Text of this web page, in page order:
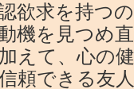
欲求を持つ
機を見つめ
えて、心の
頼できる友